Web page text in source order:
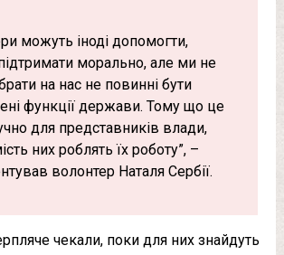
можуть іноді допомогти,
морально, але ми не
на нас не повинні бути
функції держави. Тому що це
для представників влади,
них роблять їх роботу”, –
волонтер Наталя Сербії.
чекали, поки для них знайдуть